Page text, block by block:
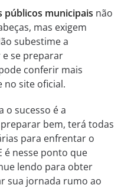
públicos municipais não
mas exigem
subestime a
se preparar
conferir mais
no site oficial.
o sucesso é a
bem, terá todas
para enfrentar o
é nesse ponto que
lendo para obter
sua jornada rumo ao